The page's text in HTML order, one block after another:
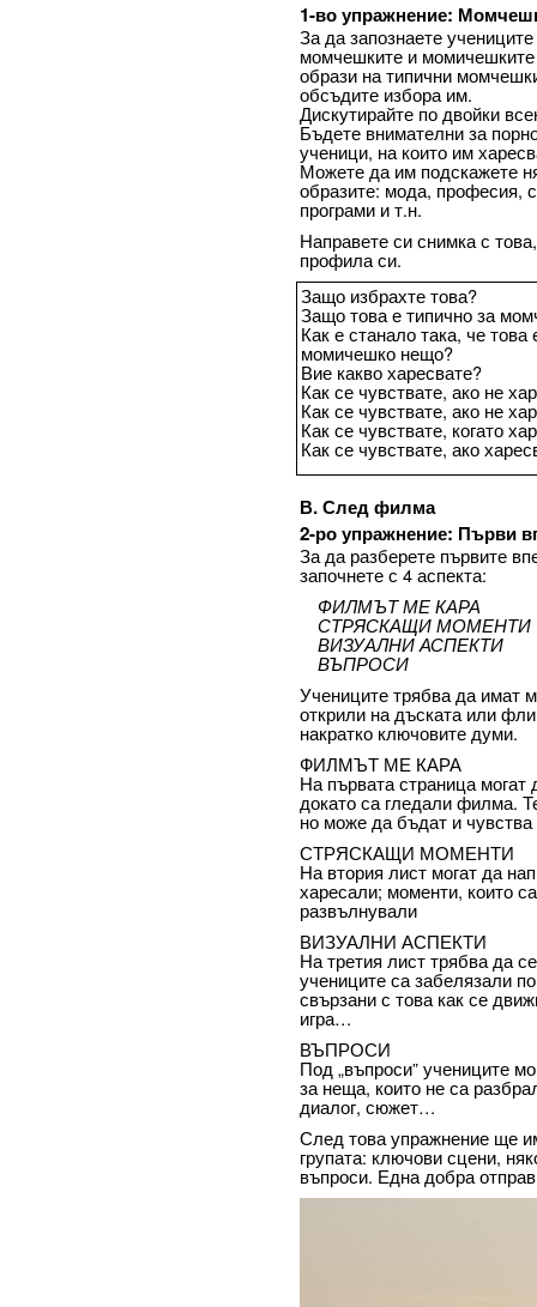
1-во упражнение:
За да запознаете
момчешките и
образи на типични
обсъдите избора им.
Дискутирайте по двойки
Бъдете внимателни за
ученици, на които им
Можете да им подскажете
образите: мода, професия,
програми и т.н.
Направете си снимка с
профила си.
Защо избрахте това?
Защо това е типично за
Как е станало така, че
момичешко нещо?
Вие какво харесвате?
Как се чувствате, ако не
Как се чувствате, ако не
Как се чувствате, когато
Как се чувствате, ако
В. След филма
2-ро упражнение: Първи
За да разберете първите
започнете с 4 аспекта:
ФИЛМЪТ МЕ КАРА
СТРЯСКАЩИ МОМЕНТИ
ВИЗУАЛНИ АСПЕКТИ
ВЪПРОСИ
Учениците трябва да имат
открили на дъската или
накратко ключовите думи.
ФИЛМЪТ МЕ КАРА
На първата страница
докато са гледали филма.
но може да бъдат и
СТРЯСКАЩИ МОМЕНТИ
На втория лист могат да
харесали; моменти, които
развълнували
ВИЗУАЛНИ АСПЕКТИ
На третия лист трябва да
учениците са забелязали
свързани с това как се
игра…
ВЪПРОСИ
Под „въпроси” учениците
за неща, които не са
диалог, сюжет…
След това упражнение ще
групата: ключови сцени,
въпроси. Една добра